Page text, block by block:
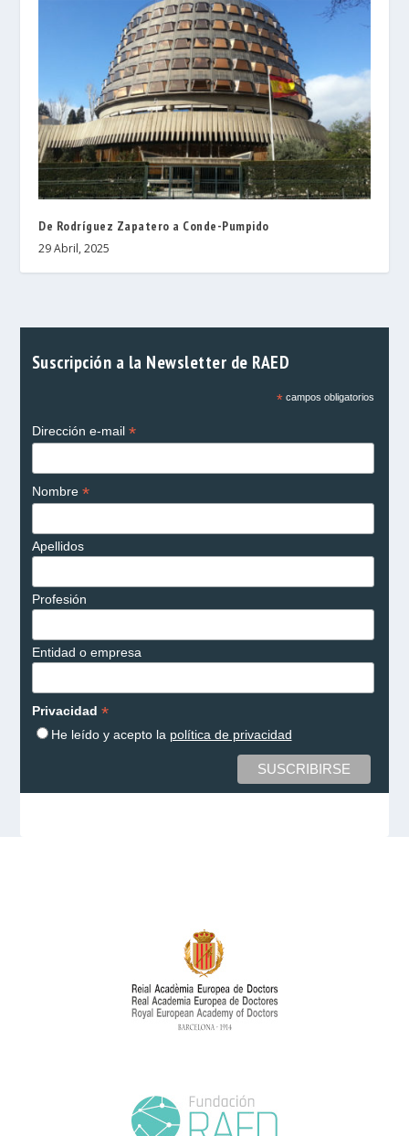
De Rodríguez Zapatero a Conde-Pumpido
29 Abril, 2025
Suscripción a la Newsletter de RAED
*campos obligatorios
Dirección e-mail *
Nombre *
Apellidos
Profesión
Entidad o empresa
Privacidad *
He leído y acepto la política de privacidad